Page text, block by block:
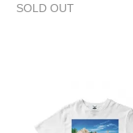
SOLD OUT